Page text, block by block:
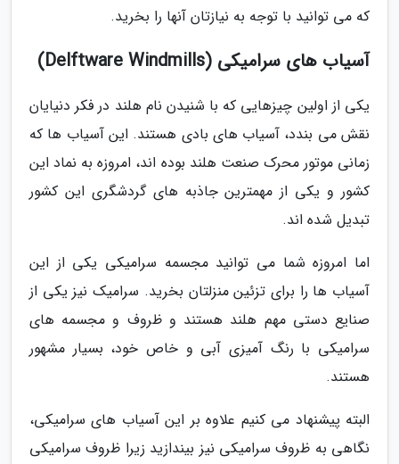
که می توانید با توجه به نیازتان آنها را بخرید.
آسیاب های سرامیکی (Delftware Windmills)
یکی از اولین چیزهایی که با شنیدن نام هلند در فکر دنیایان
نقش می بندد، آسیاب های بادی هستند. این آسیاب ها که
زمانی موتور محرک صنعت هلند بوده اند، امروزه به نماد این
کشور و یکی از مهمترین جاذبه های گردشگری این کشور
تبدیل شده اند.
اما امروزه شما می توانید مجسمه سرامیکی یکی از این
آسیاب ها را برای تزئین منزلتان بخرید. سرامیک نیز یکی از
صنایع دستی مهم هلند هستند و ظروف و مجسمه های
سرامیکی با رنگ آمیزی آبی و خاص خود، بسیار مشهور
هستند.
البته پیشنهاد می کنیم علاوه بر این آسیاب های سرامیکی،
نگاهی به ظروف سرامیکی نیز بیندازید زیرا ظروف سرامیکی